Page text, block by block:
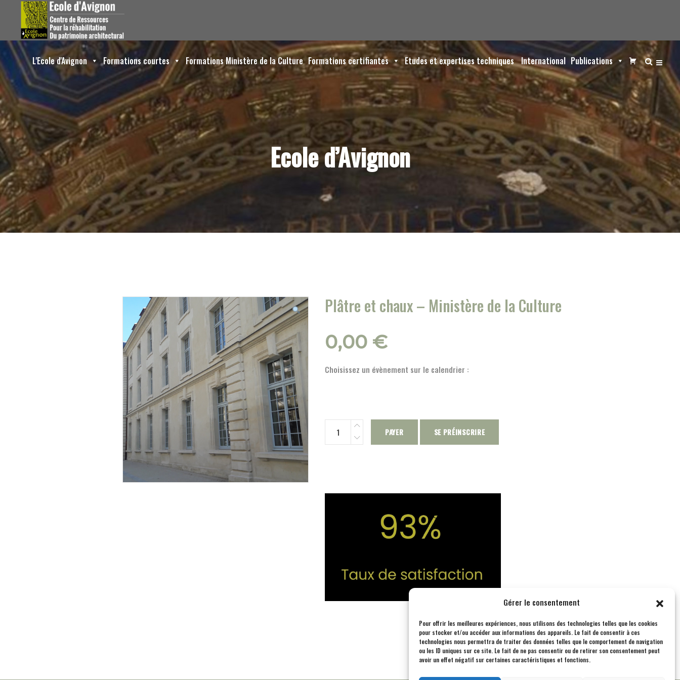
Gérer le consentement
Pour offrir les meilleures expériences, nous utilisons des technologies telles que les cookies
pour stocker et/ou accéder aux informations des appareils. Le fait de consentir à ces
technologies nous permettra de traiter des données telles que le comportement de navigation
ou les ID uniques sur ce site. Le fait de ne pas consentir ou de retirer son consentement peut
avoir un effet négatif sur certaines caractéristiques et fonctions.
L'Ecole d'Avignon Formations courtes Formations Ministère de la Culture Formations certifiantes Etudes et expertises techniques International Publications
Ecole d’Avignon
Plâtre et chaux – Ministère de la Culture
0,00 €
Choisissez un évènement sur le calendrier :
PAYER SE PRÉINSCRIRE